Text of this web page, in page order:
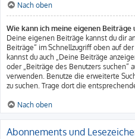
Nach oben
Wie kann ich meine eigenen Beiträge
Deine eigenen Beiträge kannst du dir
Beiträge“ im Schnellzugriff oben auf
kannst du auch „Deine Beiträge
oder „Beiträge des Benutzers suchen“
verwenden. Benutze die erweiterte
zu suchen. Trage dort die
Nach oben
Abonnements und